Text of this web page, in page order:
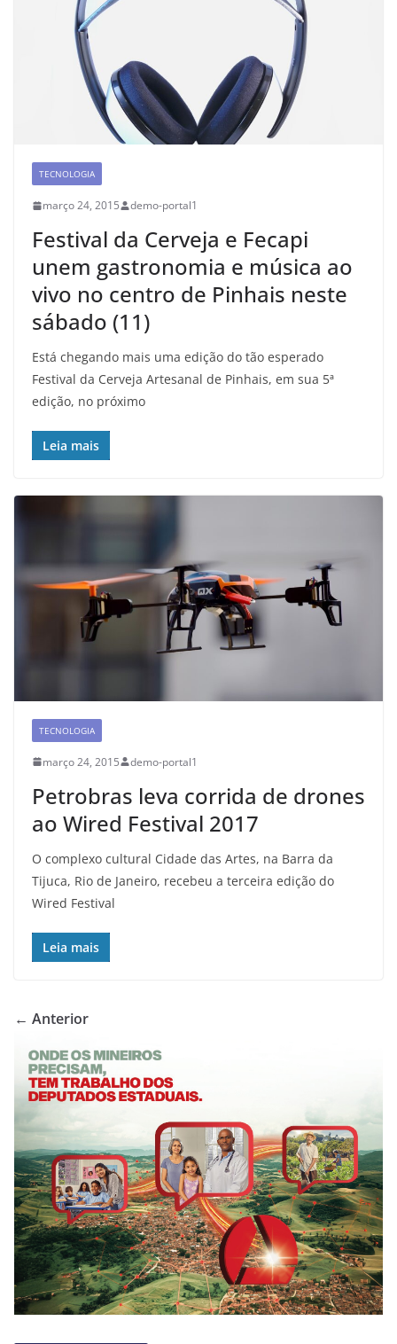
TECNOLOGIA
março 24, 2015 demo-portal1
Festival da Cerveja e Fecapi
unem gastronomia e música ao
vivo no centro de Pinhais neste
sábado (11)
Está chegando mais uma edição do tão esperado
Festival da Cerveja Artesanal de Pinhais, em sua 5ª
edição, no próximo
Leia mais
TECNOLOGIA
março 24, 2015 demo-portal1
Petrobras leva corrida de drones
ao Wired Festival 2017
O complexo cultural Cidade das Artes, na Barra da
Tijuca, Rio de Janeiro, recebeu a terceira edição do
Wired Festival
Leia mais
← Anterior